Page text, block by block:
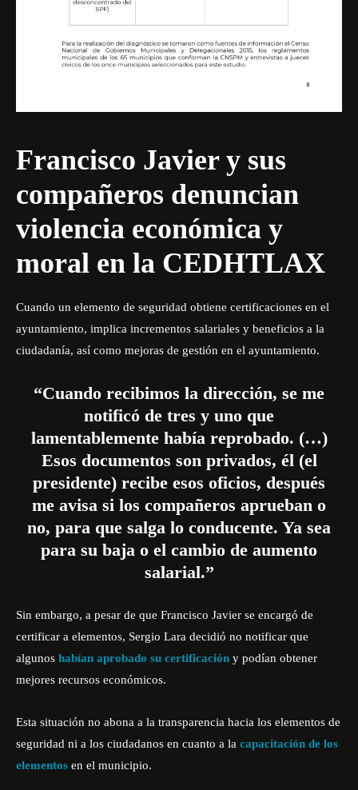
Francisco Javier y sus
compañeros denuncian
violencia económica y
moral en la CEDHTLAX
Cuando un elemento de seguridad obtiene certificaciones en el
ayuntamiento, implica incrementos salariales y beneficios a la
ciudadanía, así como mejoras de gestión en el ayuntamiento.
“Cuando recibimos la dirección, se me
notificó de tres y uno que
lamentablemente había reprobado. (…)
Esos documentos son privados, él (el
presidente) recibe esos oficios, después
me avisa si los compañeros aprueban o
no, para que salga lo conducente. Ya sea
para su baja o el cambio de aumento
salarial.”
Sin embargo, a pesar de que Francisco Javier se encargó de
certificar a elementos, Sergio Lara decidió no notificar que
algunos habían aprobado su certificación y podían obtener
mejores recursos económicos.
Esta situación no abona a la transparencia hacia los elementos de
seguridad ni a los ciudadanos en cuanto a la capacitación de los
elementos en el municipio.